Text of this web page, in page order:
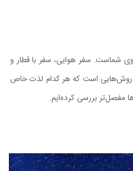
شماست. سفر هوایی، سفر با قطار و
روش‌هایی است که هر کدام لذت خاص
مفصل‌تر بررسی کرده‌ایم.